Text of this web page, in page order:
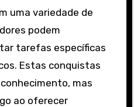
uma variedade de
podem
tarefas específicas
Estas conquistas
mas
ao oferecer